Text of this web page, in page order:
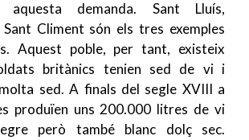
aquesta demanda. Sant Lluís,
Sant Climent són els tres exemples
Aquest poble, per tant, existeix
britànics tenien sed de vi i
sed. A finals del segle XVIII a
produïen uns 200.000 litres de vi
però també blanc dolç sec.